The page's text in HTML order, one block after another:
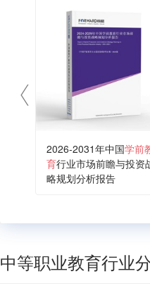
2026-2031年中国学前
育行业市场前瞻与投资
略规划分析报告
中等职业教育行业